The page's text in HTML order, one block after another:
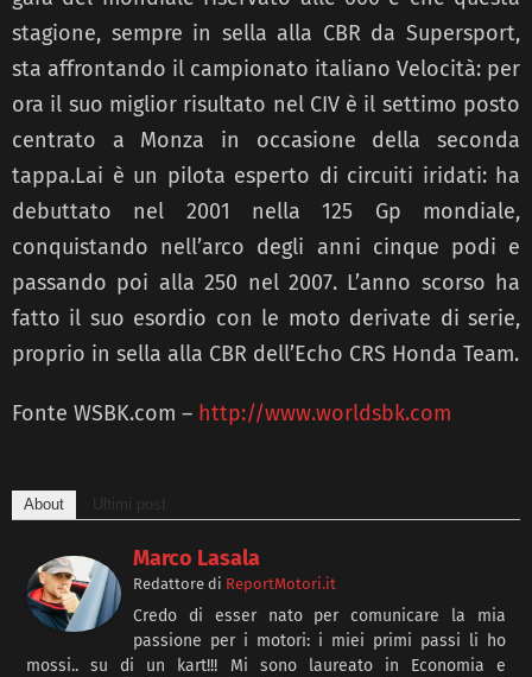
stagione, sempre in sella alla CBR da Supersport,
sta affrontando il campionato italiano Velocità: per
ora il suo miglior risultato nel CIV è il settimo posto
centrato a Monza in occasione della seconda
tappa.Lai è un pilota esperto di circuiti iridati: ha
debuttato nel 2001 nella 125 Gp mondiale,
conquistando nell’arco degli anni cinque podi e
passando poi alla 250 nel 2007. L’anno scorso ha
fatto il suo esordio con le moto derivate di serie,
proprio in sella alla CBR dell’Echo CRS Honda Team.
Fonte WSBK.com – http://www.worldsbk.com
About Ultimi post
Marco Lasala
Redattore di ReportMotori.it
Credo di esser nato per comunicare la mia
passione per i motori: i miei primi passi li ho
mossi.. su di un kart!!! Mi sono laureato in Economia e